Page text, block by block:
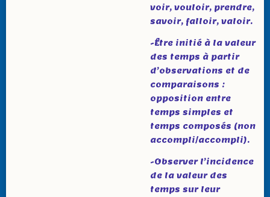
voir, vouloir, prendre,
savoir, falloir, valoir.
-Être initié à la valeur
des temps à partir
d’observations et de
comparaisons :
opposition entre
temps simples et
temps composés (non
accompli/accompli).
-Observer l’incidence
de la valeur des
temps sur leur